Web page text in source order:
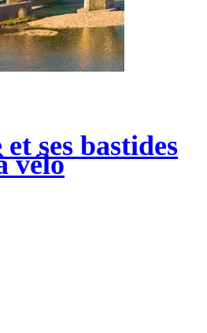
ses bastides
vélo